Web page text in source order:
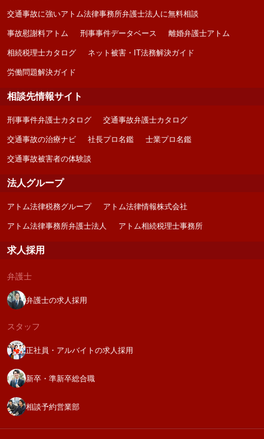
交通事故に強いアトム法律事務所弁護士法人に無料相談
事故慰謝料アトム 刑事事件データベース 離婚弁護士アトム
相続税理士カタログ ネット被害・IT法務解決ガイド
労働問題解決ガイド
相談先情報サイト
刑事事件弁護士カタログ 交通事故弁護士カタログ
交通事故の治療ナビ 社長プロ名鑑 士業プロ名鑑
交通事故被害者の体験談
法人グループ
アトム法律税務グループ アトム法律情報株式会社
アトム法律事務所弁護士法人 アトム相続税理士事務所
求人採用
弁護士
弁護士の求人採用
スタッフ
正社員・アルバイトの求人採用
新卒・準新卒総合職
相談予約営業部